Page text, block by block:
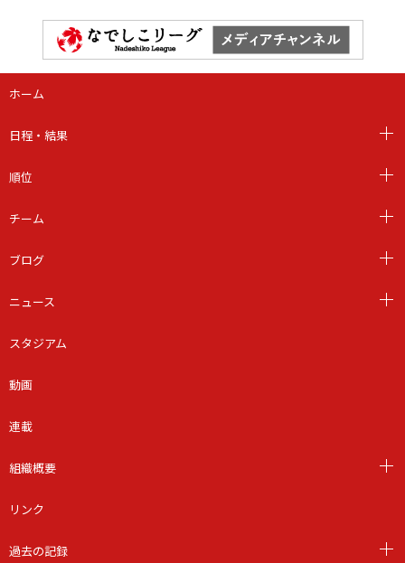
ホーム
日程・結果
順位
チーム
ブログ
ニュース
スタジアム
動画
連載
組織概要
リンク
過去の記録